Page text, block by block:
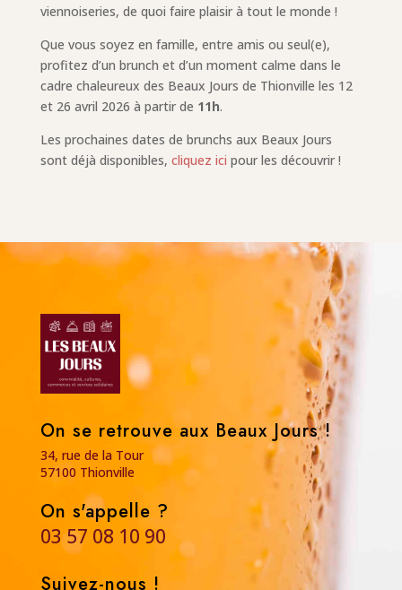
viennoiseries, de quoi faire plaisir à tout le monde !
Que vous soyez en famille, entre amis ou seul(e),
profitez d’un brunch et d’un moment calme dans le
cadre chaleureux des Beaux Jours de Thionville les 12
et 26 avril 2026 à partir de 11h.
Les prochaines dates de brunchs aux Beaux Jours
sont déjà disponibles, cliquez ici pour les découvrir !
On se retrouve aux Beaux Jours !
34, rue de la Tour
57100 Thionville
On s'appelle ?
03 57 08 10 90
Suivez-nous !